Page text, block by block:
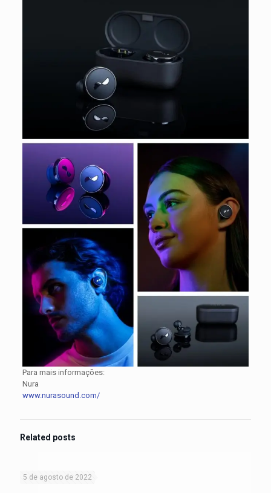
Para mais informações:
Nura
www.nurasound.com/
Related posts
5 de agosto de 2022